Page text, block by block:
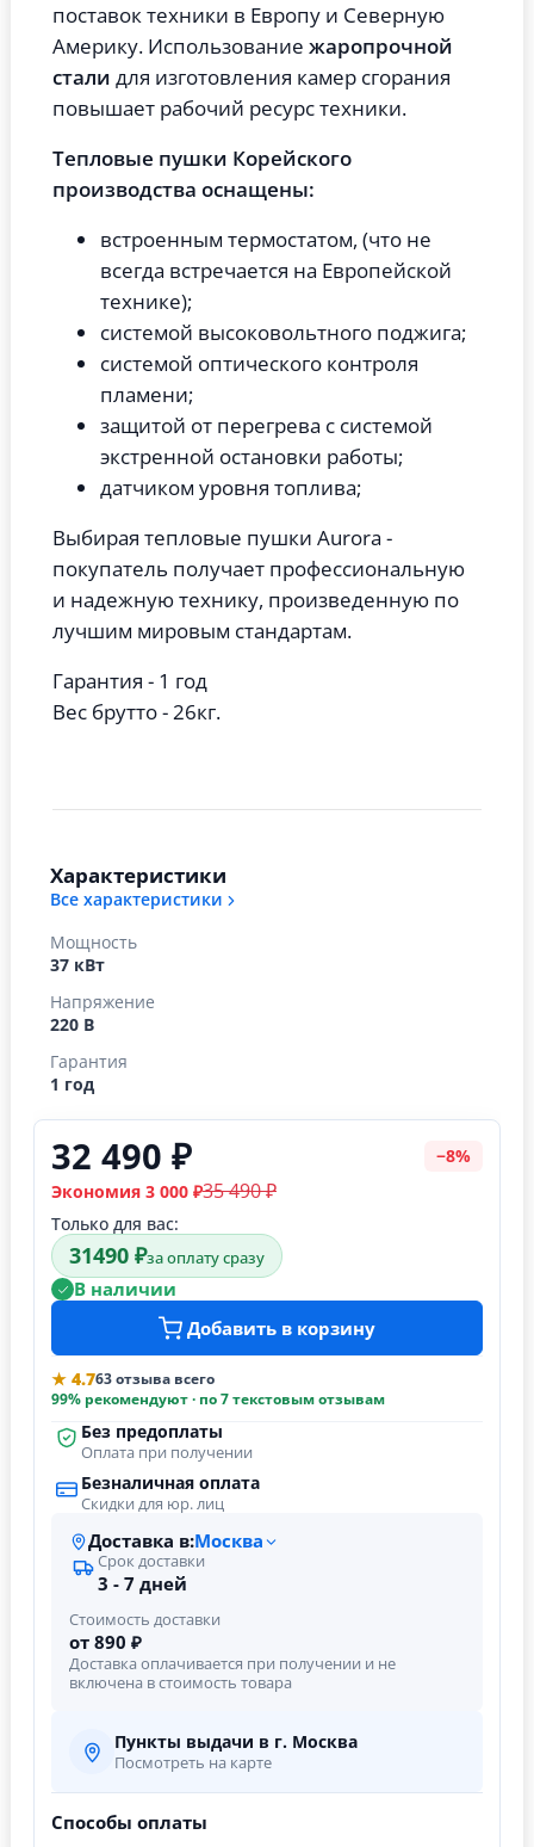
поставок техники в Европу и Северную
Америку. Использование жаропрочной
стали для изготовления камер сгорания
повышает рабочий ресурс техники.
Тепловые пушки Корейского
производства оснащены:
встроенным термостатом, (что не
всегда встречается на Европейской
технике);
системой высоковольтного поджига;
системой оптического контроля
пламени;
защитой от перегрева с системой
экстренной остановки работы;
датчиком уровня топлива;
Выбирая тепловые пушки Aurora -
покупатель получает профессиональную
и надежную технику, произведенную по
лучшим мировым стандартам.
Гарантия - 1 год
Вес брутто - 26кг.
Характеристики
Все характеристики
Мощность
37 кВт
Напряжение
220 В
Гарантия
1 год
32 490 ₽ −8%
35 490 ₽
Экономия 3 000 ₽
Только для вас:
31490 ₽за оплату сразу
В наличии
Добавить в корзину
★ 4.763 отзыва всего
99% рекомендуют · по 7 текстовым отзывам
Без предоплаты
Оплата при получении
Безналичная оплата
Скидки для юр. лиц
Доставка в:Москва
Срок доставки
3 - 7 дней
Стоимость доставки
от 890 ₽
Доставка оплачивается при получении и не
включена в стоимость товара
Пункты выдачи в г. Москва
Посмотреть на карте
Способы оплаты